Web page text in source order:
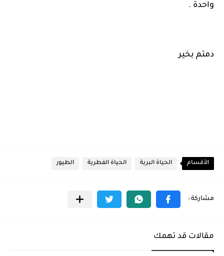
واحدة .
دمتم بخير
الأقسام الحياة البرية الحياة الفطرية الطيور
مقالات قد تهمك